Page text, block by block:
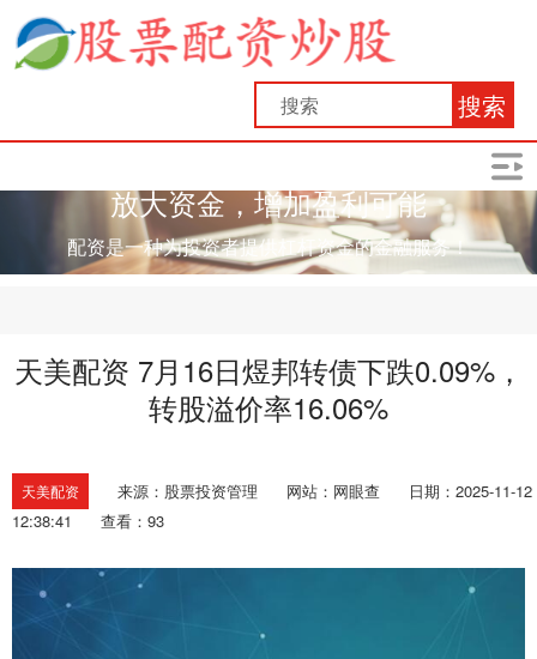
搜索
放大资金，增加盈利可能
配资是一种为投资者提供杠杆资金的金融服务！
天美配资 7月16日煜邦转债下跌0.09%，
转股溢价率16.06%
天美配资 来源：股票投资管理 网站：网眼查
日期：2025-11-12
12:38:41
查看：93